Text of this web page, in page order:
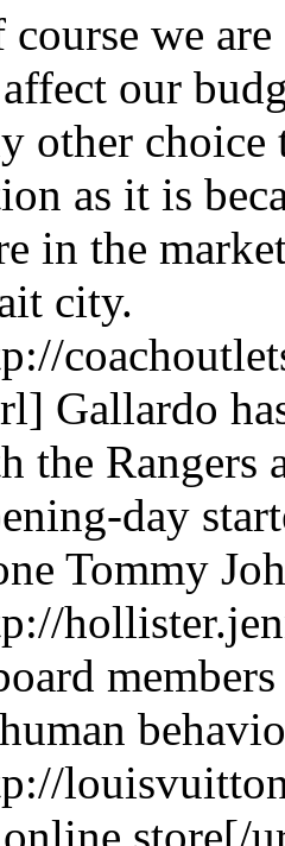
course we
our
other
as it is
in the
city.
Gallardo
the Rangers
day
Tommy